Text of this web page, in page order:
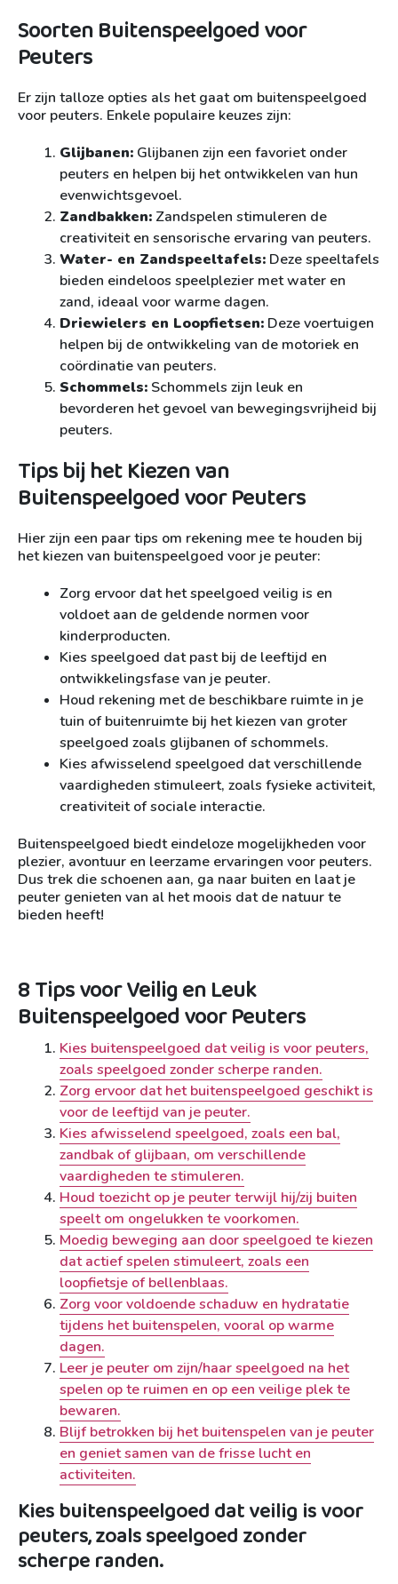
Soorten Buitenspeelgoed voor
Peuters
Er zijn talloze opties als het gaat om buitenspeelgoed
voor peuters. Enkele populaire keuzes zijn:
Glijbanen: Glijbanen zijn een favoriet onder
peuters en helpen bij het ontwikkelen van hun
evenwichtsgevoel.
Zandbakken: Zandspelen stimuleren de
creativiteit en sensorische ervaring van peuters.
Water- en Zandspeeltafels: Deze speeltafels
bieden eindeloos speelplezier met water en
zand, ideaal voor warme dagen.
Driewielers en Loopfietsen: Deze voertuigen
helpen bij de ontwikkeling van de motoriek en
coördinatie van peuters.
Schommels: Schommels zijn leuk en
bevorderen het gevoel van bewegingsvrijheid bij
peuters.
Tips bij het Kiezen van
Buitenspeelgoed voor Peuters
Hier zijn een paar tips om rekening mee te houden bij
het kiezen van buitenspeelgoed voor je peuter:
Zorg ervoor dat het speelgoed veilig is en
voldoet aan de geldende normen voor
kinderproducten.
Kies speelgoed dat past bij de leeftijd en
ontwikkelingsfase van je peuter.
Houd rekening met de beschikbare ruimte in je
tuin of buitenruimte bij het kiezen van groter
speelgoed zoals glijbanen of schommels.
Kies afwisselend speelgoed dat verschillende
vaardigheden stimuleert, zoals fysieke activiteit,
creativiteit of sociale interactie.
Buitenspeelgoed biedt eindeloze mogelijkheden voor
plezier, avontuur en leerzame ervaringen voor peuters.
Dus trek die schoenen aan, ga naar buiten en laat je
peuter genieten van al het moois dat de natuur te
bieden heeft!
8 Tips voor Veilig en Leuk
Buitenspeelgoed voor Peuters
Kies buitenspeelgoed dat veilig is voor peuters,
zoals speelgoed zonder scherpe randen.
Zorg ervoor dat het buitenspeelgoed geschikt is
voor de leeftijd van je peuter.
Kies afwisselend speelgoed, zoals een bal,
zandbak of glijbaan, om verschillende
vaardigheden te stimuleren.
Houd toezicht op je peuter terwijl hij/zij buiten
speelt om ongelukken te voorkomen.
Moedig beweging aan door speelgoed te kiezen
dat actief spelen stimuleert, zoals een
loopfietsje of bellenblaas.
Zorg voor voldoende schaduw en hydratatie
tijdens het buitenspelen, vooral op warme
dagen.
Leer je peuter om zijn/haar speelgoed na het
spelen op te ruimen en op een veilige plek te
bewaren.
Blijf betrokken bij het buitenspelen van je peuter
en geniet samen van de frisse lucht en
activiteiten.
Kies buitenspeelgoed dat veilig is voor
peuters, zoals speelgoed zonder
scherpe randen.